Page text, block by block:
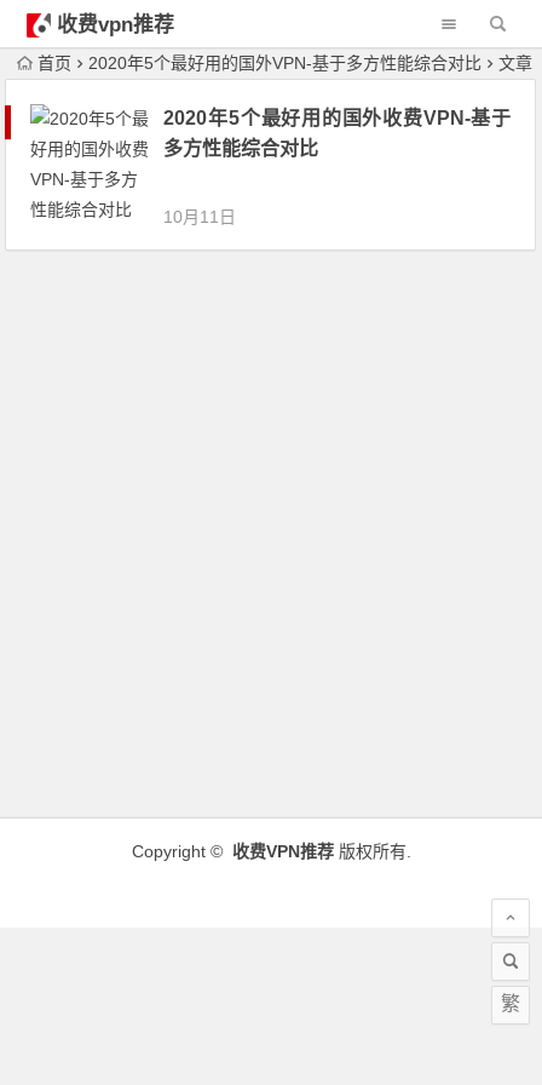
收费vpn推荐
首页 2020年5个最好用的国外VPN-基于多方性能综合对比 文章
2020年5个最好用的国外收费VPN-基于
多方性能综合对比
10月11日
Copyright © 收费VPN推荐版权所有.
繁